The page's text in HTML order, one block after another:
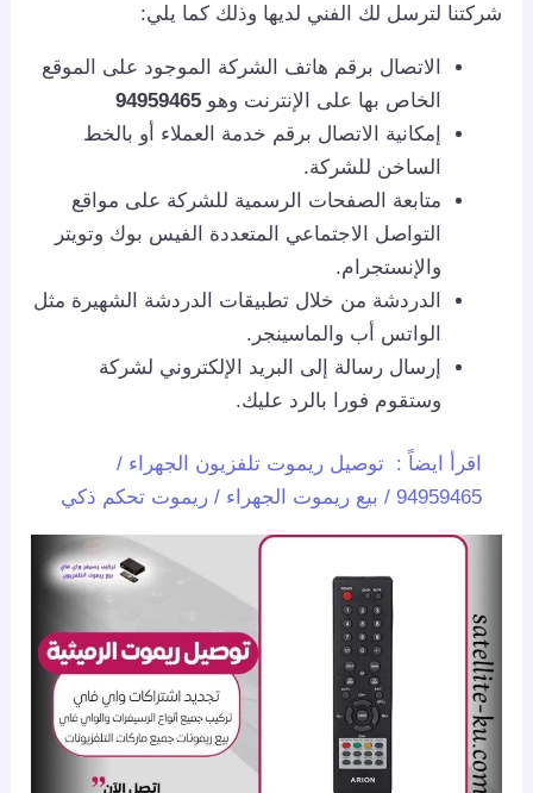
شركتنا لترسل لك الفني لديها وذلك كما يلي:
الاتصال برقم هاتف الشركة الموجود على الموقع
الخاص بها على الإنترنت وهو94959465
إمكانية الاتصال برقم خدمة العملاء أو بالخط
الساخن للشركة.
متابعة الصفحات الرسمية للشركة على مواقع
التواصل الاجتماعي المتعددة الفيس بوك وتويتر
والإنستجرام.
الدردشة من خلال تطبيقات الدردشة الشهيرة مثل
الواتس أب والماسينجر.
إرسال رسالة إلى البريد الإلكتروني لشركة
وستقوم فورا بالرد عليك.
اقرأ ايضاً : توصيل ريموت تلفزيون الجهراء /
94959465 / بيع ريموت الجهراء / ريموت تحكم ذكي